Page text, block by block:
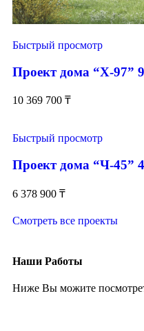
Быстрый просмотр
Проект дома “Х-97”
10 369 700 ₸
Быстрый просмотр
Проект дома “Ч-45”
6 378 900 ₸
Смотреть все проекты
Наши Работы
Ниже Вы можите